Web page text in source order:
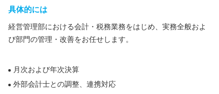
具体的には
経営管理部における会計・税務業務をはじめ、実務全般およ
び部門の管理・改善をお任せします。
月次および年次決算
外部会計士との調整、連携対応